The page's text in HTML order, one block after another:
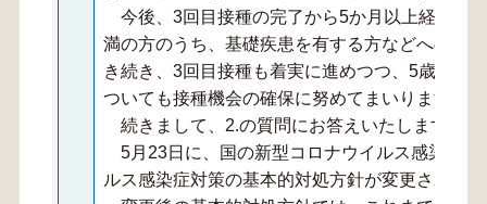
今後、3回目接種の完了から5か月以上経過し
満の方のうち、基礎疾患を有する方などへの4
き続き、3回目接種も着実に進めつつ、5歳から
ついても接種機会の確保に努めてまいります。
続きまして、2.の質問にお答えいたします。
5月23日に、国の新型コロナウイルス感染症対
ルス感染症対策の基本的対処方針が変更されま